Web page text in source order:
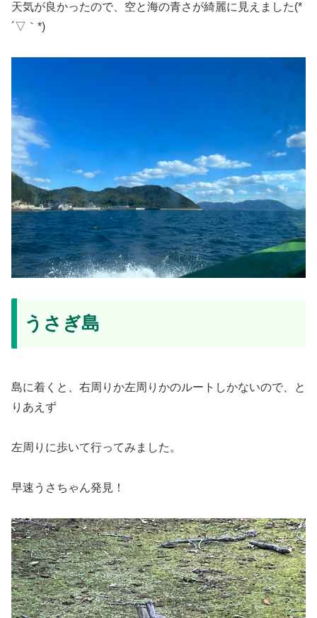
天気が良かったので、空と海の青さが綺麗に見えました(*
´▽｀*)
うさぎ島
島に着くと、右周りか左周りかのルートしかないので、と
りあえず
左周りに歩いて行ってみました。
早速うさちゃん発見！